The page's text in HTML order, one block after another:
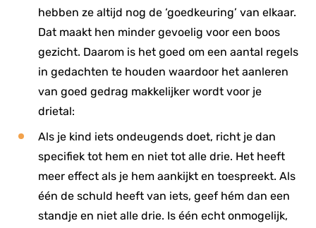
hebben ze altijd nog de ‘goedkeuring’ van elkaar.
Dat maakt hen minder gevoelig voor een boos
gezicht. Daarom is het goed om een aantal regels
in gedachten te houden waardoor het aanleren
van goed gedrag makkelijker wordt voor je
drietal:
Als je kind iets ondeugends doet, richt je dan
specifiek tot hem en niet tot alle drie. Het heeft
meer effect als je hem aankijkt en toespreekt. Als
één de schuld heeft van iets, geef hém dan een
standje en niet alle drie. Is één echt onmogelijk,